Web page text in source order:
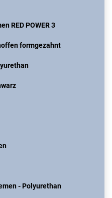
RED POWER 3
formgezahnt
- Polyurethan